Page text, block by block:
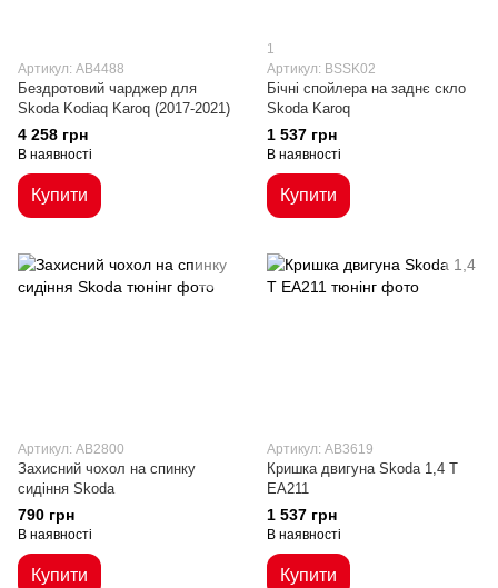
Артикул: AB4488
Бездротовий чарджер для
Skoda Kodiaq Karoq (2017-2021)
4 258 грн
В наявності
Купити
1
Артикул: BSSK02
Бічні спойлера на заднє скло
Skoda Karoq
1 537 грн
В наявності
Купити
Артикул: AB2800
Захисний чохол на спинку
сидіння Skoda
790 грн
В наявності
Купити
Артикул: AB3619
Кришка двигуна Skoda 1,4 T
EA211
1 537 грн
В наявності
Купити